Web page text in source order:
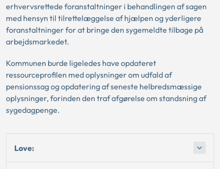
erhvervsrettede foranstaltninger i behandlingen af sagen
med hensyn til tilrettelæggelse af hjælpen og yderligere
foranstaltninger for at bringe den sygemeldte tilbage på
arbejdsmarkedet.
Kommunen burde ligeledes have opdateret
ressourceprofilen med oplysninger om udfald af
pensionssag og opdatering af seneste helbredsmæssige
oplysninger, forinden den traf afgørelse om standsning af
sygedagpenge.
Love: